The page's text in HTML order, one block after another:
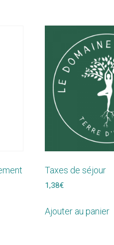
Taxes de séjour
1,38€
Ajouter au panier